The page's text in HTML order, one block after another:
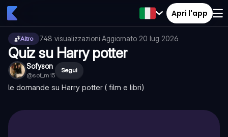
Apri l'app
Altro 748 visualizzazioni·Aggiornato 20 lug 2026
Quiz su Harry potter
Sofyson
@sof_m15
Segui
le domande su Harry potter ( film e libri)